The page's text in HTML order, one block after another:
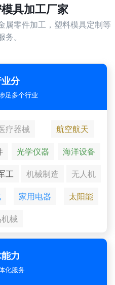
具加工厂家
属零件加工，塑料模具定制等
务。
分
足多个行业
疗器械
航空航天
光学仪器
海洋设备
工 机械制造
无人机
家用电器
太阳能
械
力
化服务